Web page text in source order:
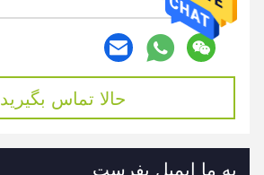
حالا تماس بگیرید
به ما ایمیل بفرست